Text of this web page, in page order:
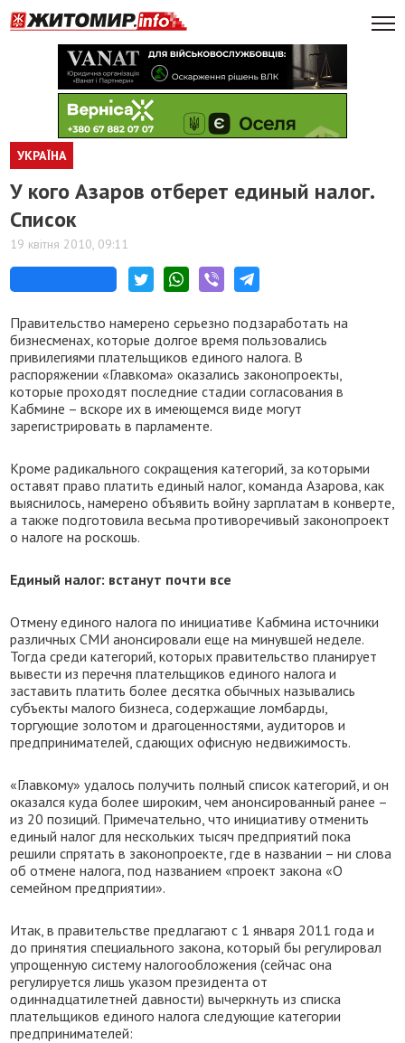
УКРАЇНА
У кого Азаров отберет единый налог.
Список
19 квітня 2010, 09:11
Правительство намерено серьезно подзаработать на
бизнесменах, которые долгое время пользовались
привилегиями плательщиков единого налога. В
распоряжении «Главкома» оказались законопроекты,
которые проходят последние стадии согласования в
Кабмине – вскоре их в имеющемся виде могут
зарегистрировать в парламенте.
Кроме радикального сокращения категорий, за которыми
оставят право платить единый налог, команда Азарова, как
выяснилось, намерено объявить войну зарплатам в конверте,
а также подготовила весьма противоречивый законопроект
о налоге на роскошь.
Единый налог: встанут почти все
Отмену единого налога по инициативе Кабмина источники
различных СМИ анонсировали еще на минувшей неделе.
Тогда среди категорий, которых правительство планирует
вывести из перечня плательщиков единого налога и
заставить платить более десятка обычных назывались
субъекты малого бизнеса, содержащие ломбарды,
торгующие золотом и драгоценностями, аудиторов и
предпринимателей, сдающих офисную недвижимость.
«Главкому» удалось получить полный список категорий, и он
оказался куда более широким, чем анонсированный ранее –
из 20 позиций. Примечательно, что инициативу отменить
единый налог для нескольких тысяч предприятий пока
решили спрятать в законопроекте, где в названии – ни слова
об отмене налога, под названием «проект закона «О
семейном предприятии».
Итак, в правительстве предлагают с 1 января 2011 года и
до принятия специального закона, который бы регулировал
упрощенную систему налогообложения (сейчас она
регулируется лишь указом президента от
одиннадцатилетней давности) вычеркнуть из списка
плательщиков единого налога следующие категории
предпринимателей: